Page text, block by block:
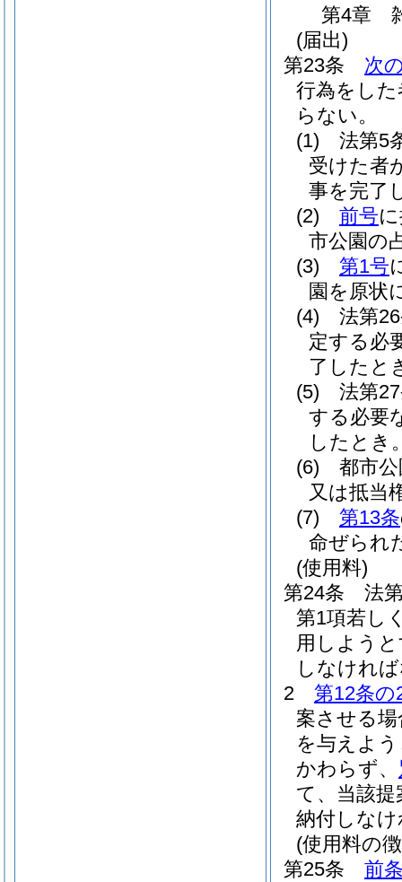
第4章
(届出)
第23条
次
行為をし
らない。
(1)
法第5
受けた者
事を完了
(2)
前号
市公園の
(3)
第1号
園を原状
(4)
法第
定する必
了したと
(5)
法第
する必要
したとき
(6)
都市
又は抵当
(7)
第13条
命ぜられ
(使用料)
第24条
法
第1項若し
用しよう
しなけれ
2
第12条の
案させる
を与えよ
かわらず、
て、当該
納付しな
(使用料の
第25条
前